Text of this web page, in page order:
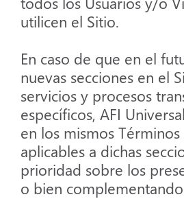
utilicen el Sitio.
En caso de que en el
nuevas secciones en el
servicios y procesos
específicos, AFI
en los mismos
aplicables a dichas
prioridad sobre los
o bien